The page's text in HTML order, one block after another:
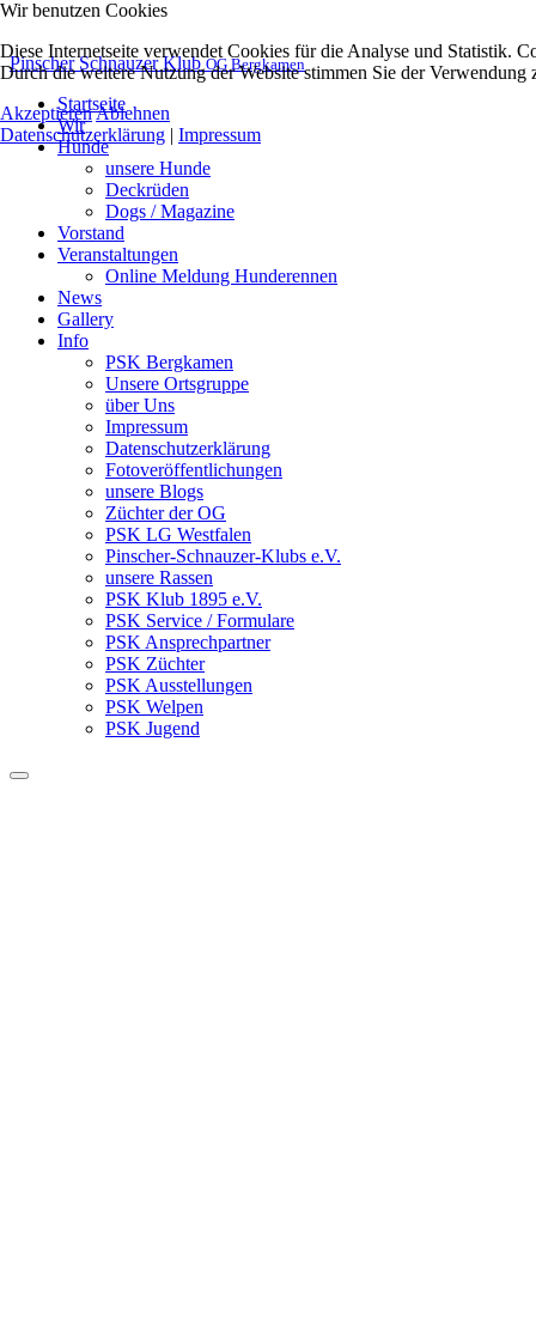
Pinscher Schnauzer Klub OG Bergkamen
Startseite
Wir
Hunde
unsere Hunde
Deckrüden
Dogs / Magazine
Vorstand
Veranstaltungen
Online Meldung Hunderennen
News
Gallery
Info
PSK Bergkamen
Unsere Ortsgruppe
über Uns
Impressum
Datenschutzerklärung
Fotoveröffentlichungen
unsere Blogs
Züchter der OG
PSK LG Westfalen
Pinscher-Schnauzer-Klubs e.V.
unsere Rassen
PSK Klub 1895 e.V.
PSK Service / Formulare
PSK Ansprechpartner
PSK Züchter
PSK Ausstellungen
PSK Welpen
PSK Jugend
Wir benutzen Cookies
Diese Internetseite verwendet Cookies für die Analyse und Statistik.
Durch die weitere Nutzung der Website stimmen Sie der
AkzeptierenAblehnen
Datenschutzerklärung | Impressum